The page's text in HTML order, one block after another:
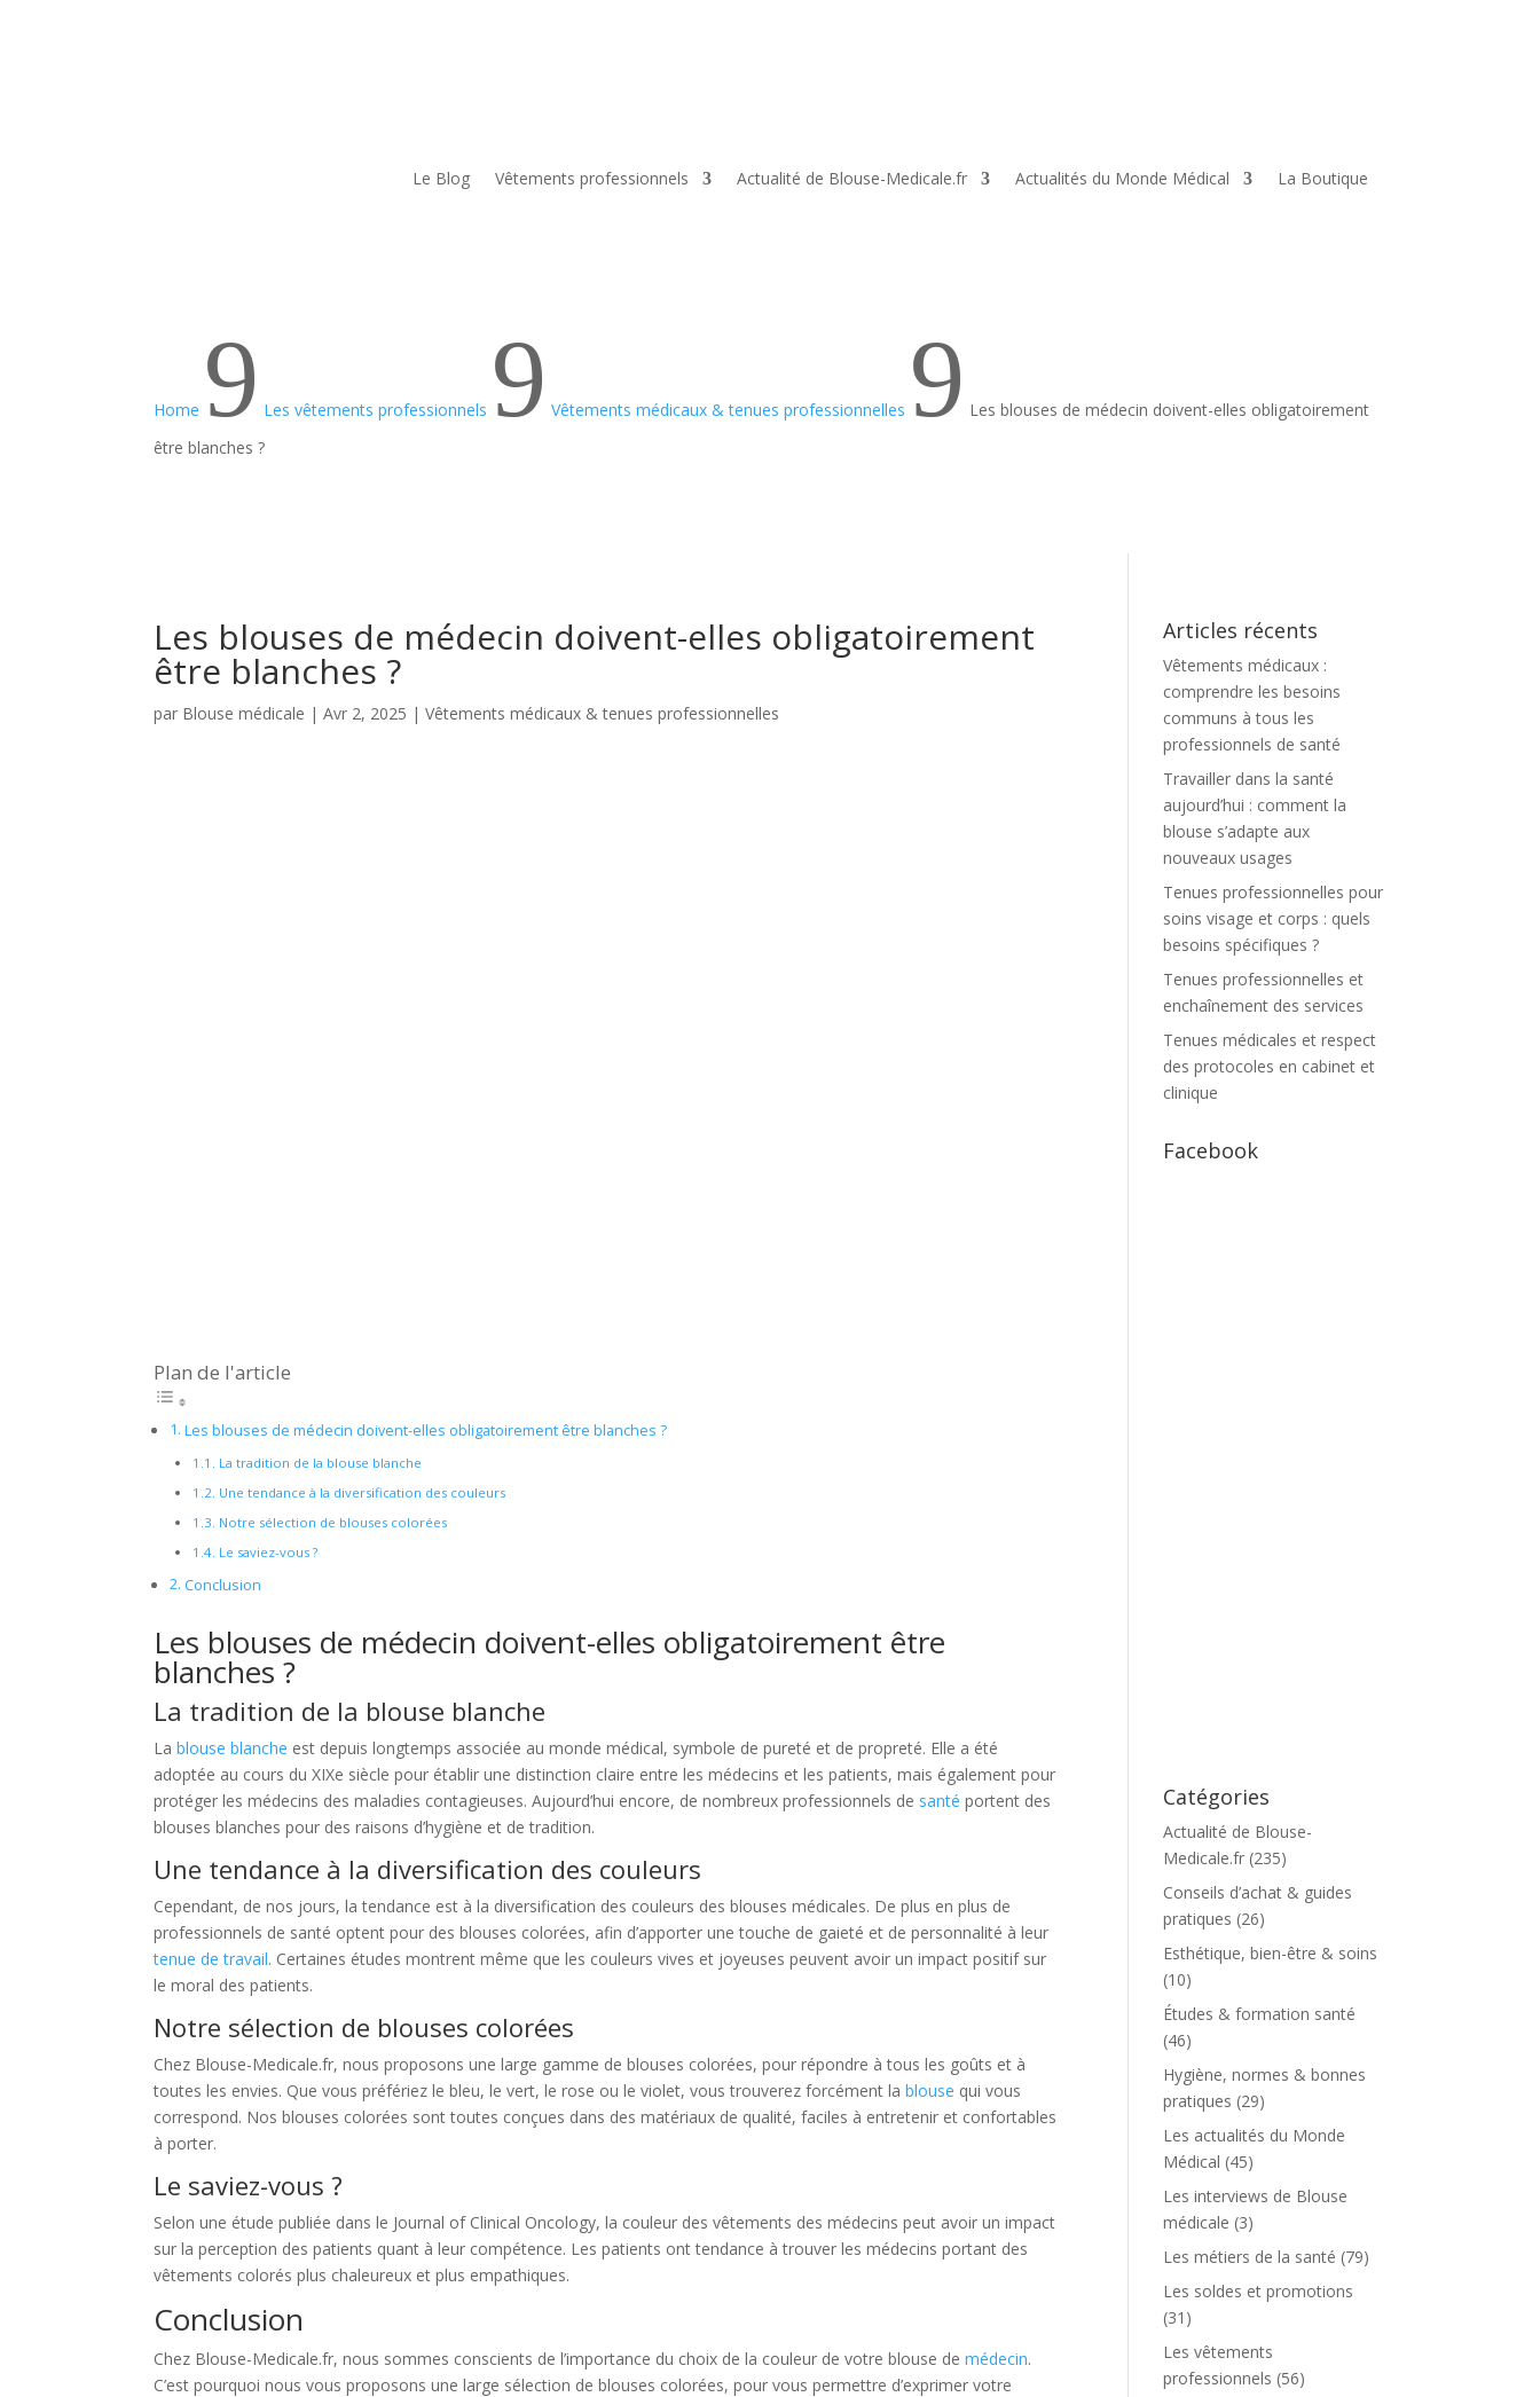
Le Blog Vêtements professionnels Actualité de Blouse-Medicale.fr Actualités du Monde Médical La Boutique
Home 9 Les vêtements professionnels 9 Vêtements médicaux & tenues professionnelles 9 Les blouses de médecin doivent-elles obligatoirement
être blanches ?
Les blouses de médecin doivent-elles obligatoirement
être blanches ?
par Blouse médicale |Avr 2, 2025 |Vêtements médicaux & tenues professionnelles
Plan de l'article
Les blouses de médecin doivent-elles obligatoirement être blanches ?
La tradition de la blouse blanche
Une tendance à la diversification des couleurs
Notre sélection de blouses colorées
Le saviez-vous ?
Conclusion
Les blouses de médecin doivent-elles obligatoirement être
blanches ?
La tradition de la blouse blanche
Lablouse blanche est depuis longtemps associée au monde médical, symbole de pureté et de propreté. Elle a été
adoptée au cours du XIXe siècle pour établir une distinction claire entre les médecins et les patients, mais également pour
protéger les médecins des maladies contagieuses. Aujourd’hui encore, de nombreux professionnels de santé portent des
blouses blanches pour des raisons d’hygiène et de tradition.
Une tendance à la diversification des couleurs
Cependant, de nos jours, la tendance est à la diversification des couleurs des blouses médicales. De plus en plus de
professionnels de santé optent pour des blouses colorées, afin d’apporter une touche de gaieté et de personnalité à leur
tenue de travail. Certaines études montrent même que les couleurs vives et joyeuses peuvent avoir un impact positif sur
le moral des patients.
Notre sélection de blouses colorées
Chez Blouse-Medicale.fr, nous proposons une large gamme de blouses colorées, pour répondre à tous les goûts et à
toutes les envies. Que vous préfériez le bleu, le vert, le rose ou le violet, vous trouverez forcément lablouse qui vous
correspond. Nos blouses colorées sont toutes conçues dans des matériaux de qualité, faciles à entretenir et confortables
à porter.
Le saviez-vous ?
Selon une étude publiée dans le Journal of Clinical Oncology, la couleur des vêtements des médecins peut avoir un impact
sur la perception des patients quant à leur compétence. Les patients ont tendance à trouver les médecins portant des
vêtements colorés plus chaleureux et plus empathiques.
Conclusion
Chez Blouse-Medicale.fr, nous sommes conscients de l’importance du choix de la couleur de votre blouse demédecin.
C’est pourquoi nous vous proposons une large sélection de blouses colorées, pour vous permettre d’exprimer votre
Articles récents
Vêtements médicaux :
comprendre les besoins
communs à tous les
professionnels de santé
Travailler dans la santé
aujourd’hui : comment la
blouse s’adapte aux
nouveaux usages
Tenues professionnelles pour
soins visage et corps : quels
besoins spécifiques ?
Tenues professionnelles et
enchaînement des services
Tenues médicales et respect
des protocoles en cabinet et
clinique
Facebook
Catégories
Actualité de Blouse-
Medicale.fr (235)
Conseils d’achat & guides
pratiques (26)
Esthétique, bien-être & soins
(10)
Études & formation santé
(46)
Hygiène, normes & bonnes
pratiques (29)
Les actualités du Monde
Médical (45)
Les interviews de Blouse
médicale (3)
Les métiers de la santé (79)
Les soldes et promotions
(31)
Les vêtements
professionnels (56)